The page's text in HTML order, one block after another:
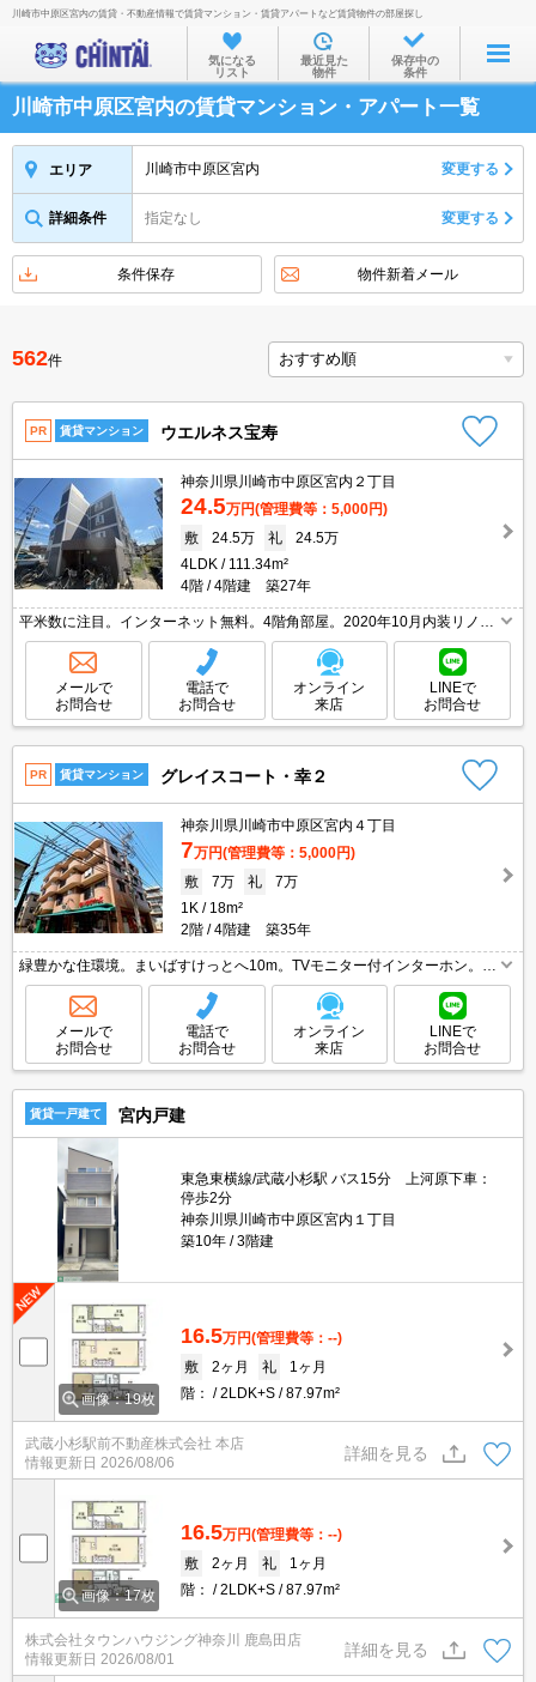
お部屋を探す
沿線・駅から
住所から
家賃相場から
物件特集から
不動産会社から
TOP
川崎市中原区宮内の賃貸・不動産情報で賃貸マンション・賃貸アパートなど賃貸物件の部屋探し
気になる
リスト
最近見た
物件
保存中の
条件
川崎市中原区宮内の賃貸マンション・アパート一覧
エリア 川崎市中原区宮内 変更する
詳細条件 指定なし 変更する
条件保存 物件新着メール
562件
PR 賃貸マンション ウエルネス宝寿
神奈川県川崎市中原区宮内２丁目
24.5万円(管理費等：5,000円)
敷
24.5万 礼
24.5万
4LDK
111.34m²
4階
4階建 築27年
平米数に注目。インターネット無料。4階角部屋。2020年10月内装リノベ
ーション済。家賃の支払でポイントたまります（条件あり）。すぐ内見で
きます。詳細はお問い合わせください。引越指定業者あり。
メールで
お問合せ
電話で
お問合せ
オンライン
来店
LINEで
お問合せ
PR 賃貸マンション グレイスコート・幸２
神奈川県川崎市中原区宮内４丁目
7万円(管理費等：5,000円)
敷
7万 礼
7万
1K
18m²
2階
4階建 築35年
緑豊かな住環境。まいばすけっとへ10m。TVモニター付インターホン。駅
まで平坦。家賃の支払でポイントたまります（条件あり）。
メールで
お問合せ
電話で
お問合せ
オンライン
来店
LINEで
お問合せ
賃貸一戸建て 宮内戸建
東急東横線/武蔵小杉駅 バス15分 上河原下車：
停歩2分
神奈川県川崎市中原区宮内１丁目
築10年
3階建
画像：19枚
16.5万円(管理費等：--)
敷
2ヶ月 礼
1ヶ月
階：
2LDK+S 87.97m²
武蔵小杉駅前不動産株式会社 本店
情報更新日 2026/08/06
詳細を見る
画像：17枚
16.5万円(管理費等：--)
敷
2ヶ月 礼
1ヶ月
階：
2LDK+S 87.97m²
株式会社タウンハウジング神奈川 鹿島田店
情報更新日 2026/08/01
詳細を見る